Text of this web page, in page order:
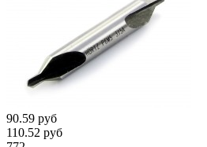
90.59 руб
110.52 руб